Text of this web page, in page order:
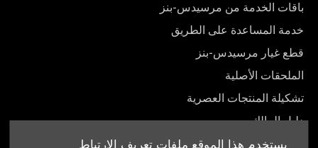
يستخدم هذا الموقع ملفات تعريف الارتباط
باقات الخدمة من مرسيدس-بنز
خدمة المساعدة على الطريق
قطع غيار مرسيدس-بنز
الملحقات الأصلية
تشكيلة المنتجات العصرية
دليل المالك